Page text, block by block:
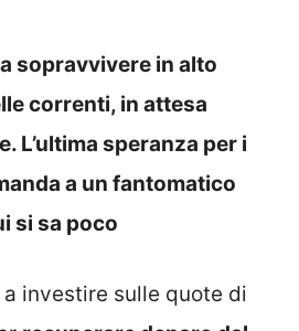
sopravvivere in alto
correnti, in attesa
L’ultima speranza per i
a un fantomatico
si sa poco
investire sulle quote di